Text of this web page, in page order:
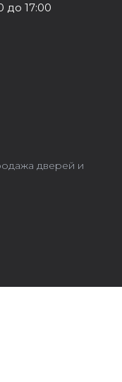
дверей и
до 17:00